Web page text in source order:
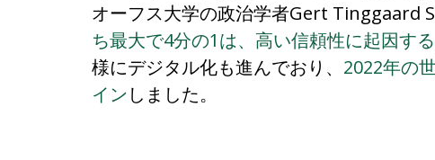
オーフス大学の政治学者Gert Tinggaard
ち最大で4分の1は、高い信頼性に起因する
様にデジタル化も進んでおり、 2022年の
インしました。